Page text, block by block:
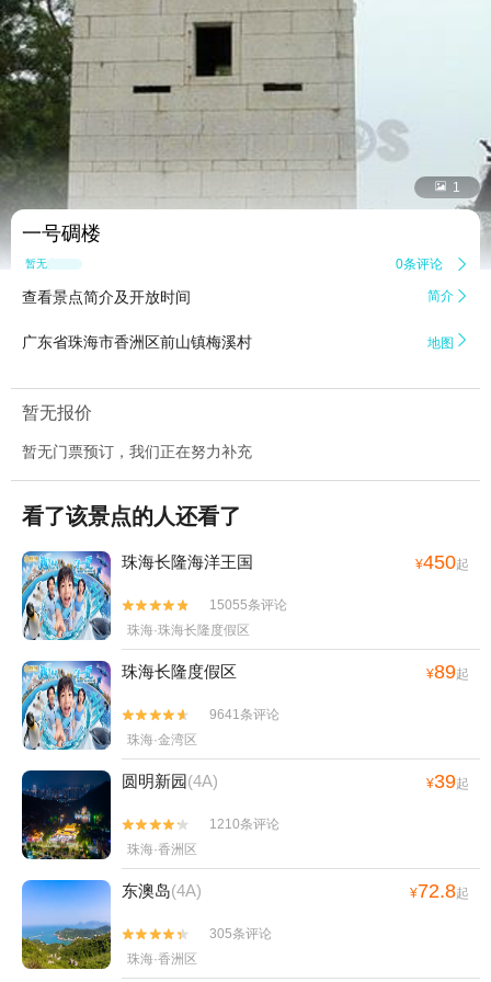
 1
一号碉楼
暂无点评 0条评论 
查看景点简介及开放时间 简介 
广东省珠海市香洲区前山镇梅溪村 地图 
暂无报价
暂无门票预订，我们正在努力补充
看了该景点的人还看了
珠海长隆海洋王国 ¥450起


15055条评论
珠海·珠海长隆度假区
珠海长隆度假区 ¥89起


9641条评论
珠海·金湾区
圆明新园(4A) ¥39起


1210条评论
珠海·香洲区
东澳岛(4A) ¥72.8起


305条评论
珠海·香洲区
